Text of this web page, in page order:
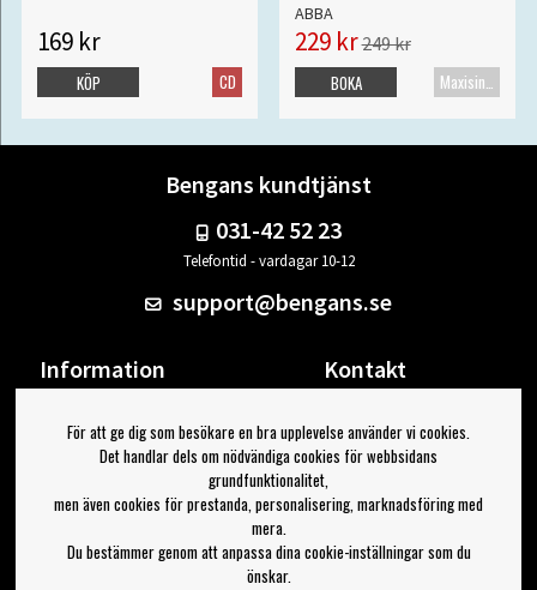
169 kr
CD
KÖP
ABBA
229 kr249 kr
Maxisingel
BOKA
Bengans kundtjänst
031-42 52 23
Telefontid - vardagar 10-12
support@bengans.se
Information
Om Bengans
FAQ / Köp- & Leveransvillkor
Kontakt
Din sida
Logga ut
Jag vill ha tips från Bengans
För att ge dig som besökare en bra upplevelse använder vi cookies.
Det handlar dels om nödvändiga cookies för webbsidans
grundfunktionalitet,
men även cookies för prestanda, personalisering, marknadsföring med
mera.
Du bestämmer genom att anpassa dina cookie-inställningar som du
önskar.